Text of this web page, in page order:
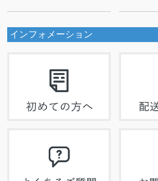
インフォメーション